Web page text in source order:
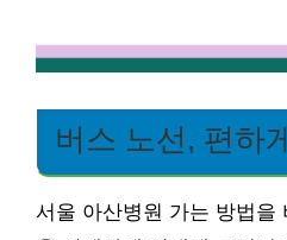
버스 노선, 편하
서울 아산병원 가는 방법을